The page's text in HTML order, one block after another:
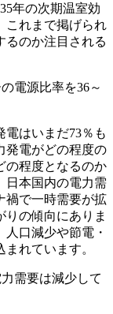
年の次期温室効
これまで掲げられ
るのか注目される
電源比率を36～
電はいまだ73％も
発電がどの程度の
の程度となるのか
日本国内の電力需
禍で一時需要が拡
りの傾向にありま
人口減少や節電・
れています。
需要は減少して